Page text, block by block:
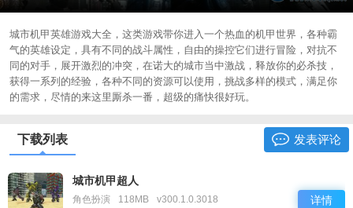
城市机甲英雄游戏大全，这类游戏带你进入一个热血的机甲世界，各种霸
气的英雄设定，具有不同的战斗属性，自由的操控它们进行冒险，对抗不
同的对手，展开激烈的冲突，在诺大的城市当中激战，释放你的必杀技，
获得一系列的经验，各种不同的资源可以使用，挑战多样的模式，满足你
的需求，尽情的来这里厮杀一番，超级的痛快很好玩。
发表评论
下载列表
城市机甲超人
角色扮演 118MB
v300.1.0.3018
详情